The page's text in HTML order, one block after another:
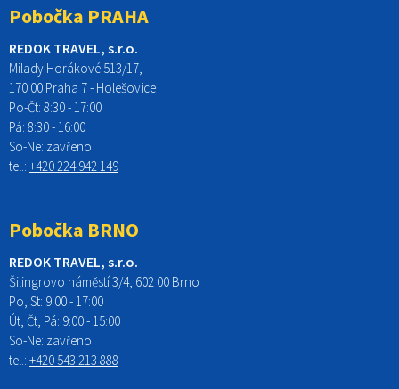
Pobočka PRAHA
REDOK TRAVEL, s.r.o.
Milady Horákové 513/17,
170 00 Praha 7 - Holešovice
Po-Čt: 8:30 - 17:00
Pá: 8:30 - 16:00
So-Ne: zavřeno
tel.: +420 224 942 149
Pobočka BRNO
REDOK TRAVEL, s.r.o.
Šilingrovo náměstí 3/4, 602 00 Brno
Po, St: 9:00 - 17:00
Út, Čt, Pá: 9:00 - 15:00
So-Ne: zavřeno
tel.: +420 543 213 888